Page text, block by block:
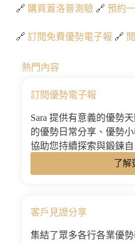
🔗 購買蓋洛普測驗🔗 預約
🔗 訂閱免費優勢電子報 🔗
熱門內容
訂閱優勢電子報
Sara 提供有意義的優勢
的優勢日常分享、優勢
協助您持續探索與鍛鍊自
了解
客戶見證分享
集結了眾多各行各業優